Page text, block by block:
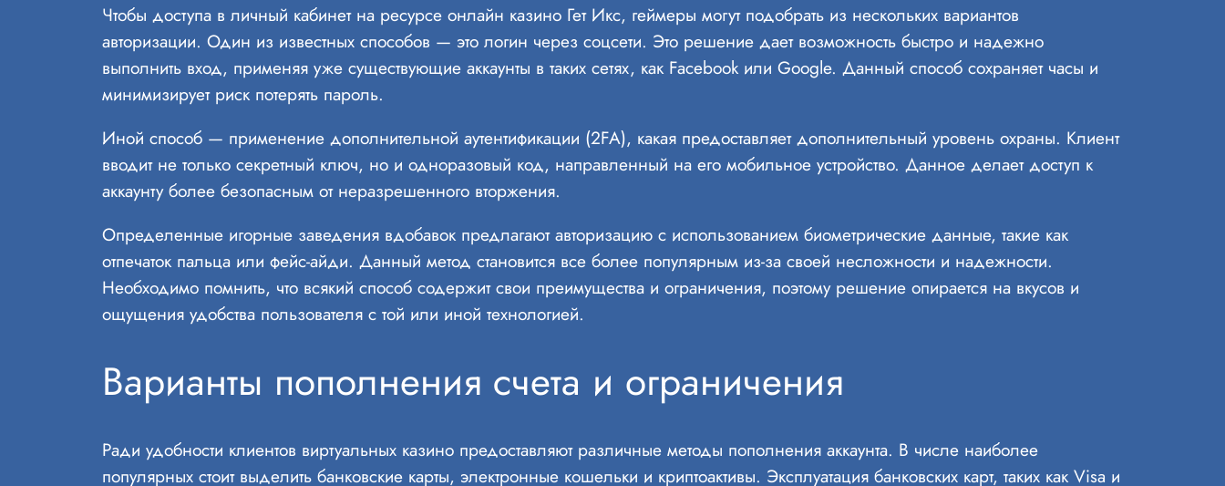
Чтобы доступа в личный кабинет на ресурсе онлайн казино Гет Икс, геймеры могут подобрать из нескольких вариантов
авторизации. Один из известных способов — это логин через соцсети. Это решение дает возможность быстро и надежно
выполнить вход, применяя уже существующие аккаунты в таких сетях, как Facebook или Google. Данный способ сохраняет часы и
минимизирует риск потерять пароль.
Иной способ — применение дополнительной аутентификации (2FA), какая предоставляет дополнительный уровень охраны. Клиент
вводит не только секретный ключ, но и одноразовый код, направленный на его мобильное устройство. Данное делает доступ к
аккаунту более безопасным от неразрешенного вторжения.
Определенные игорные заведения вдобавок предлагают авторизацию с использованием биометрические данные, такие как
отпечаток пальца или фейс-айди. Данный метод становится все более популярным из-за своей несложности и надежности.
Необходимо помнить, что всякий способ содержит свои преимущества и ограничения, поэтому решение опирается на вкусов и
ощущения удобства пользователя с той или иной технологией.
Варианты пополнения счета и ограничения
Ради удобности клиентов виртуальных казино предоставляют различные методы пополнения аккаунта. В числе наиболее
популярных стоит выделить банковские карты, электронные кошельки и криптоактивы. Эксплуатация банковских карт, таких как Visa и